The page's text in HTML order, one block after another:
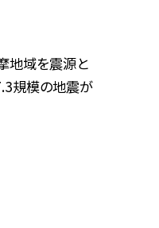
地域を震源と
規模の地震が